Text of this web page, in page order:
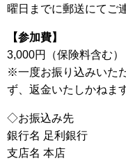
曜日までに郵送にてご
【参加費】
3,000円（保険料含む）
※一度お振り込みいた
ず、返金いたしかねま
◇お振込み先
銀行名 足利銀行
支店名 本店